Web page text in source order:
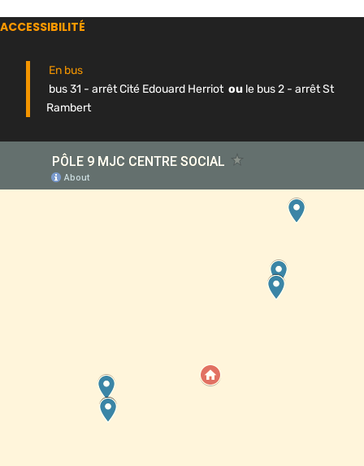
ACCESSIBILITÉ
En bus
bus 31 - arrêt Cité Edouard Herriot ou le bus 2 - arrêt St
Rambert